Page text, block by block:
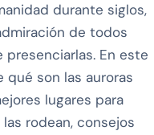
durante siglos,
de todos
En este
qué son las auroras
lugares para
rodean, consejos